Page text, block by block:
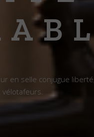
en selle conjugue liberté,